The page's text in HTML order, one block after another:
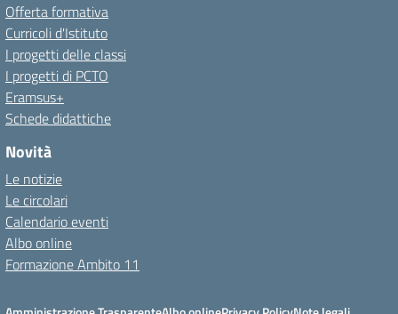
Offerta formativa
Curricoli d'Istituto
I progetti delle classi
I progetti di PCTO
Eramsus+
Schede didattiche
Novità
Le notizie
Le circolari
Calendario eventi
Albo online
Formazione Ambito 11